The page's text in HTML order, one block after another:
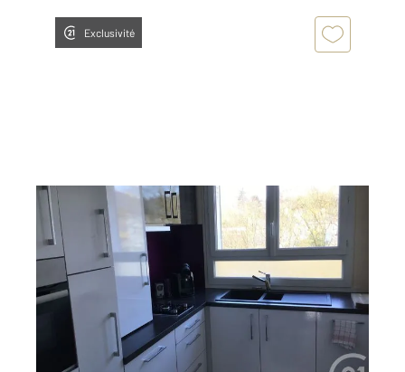
Exclusivité
FOUGERES 35
54,33 m
2
, 4 pièces
Ref : 6688
Appartement F3 à louer
610 €
par mois charges comprises